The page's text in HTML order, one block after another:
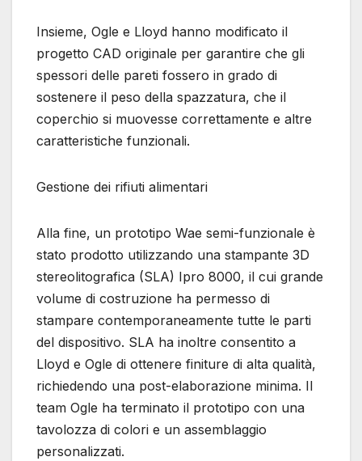
Insieme, Ogle e Lloyd hanno modificato il
progetto CAD originale per garantire che gli
spessori delle pareti fossero in grado di
sostenere il peso della spazzatura, che il
coperchio si muovesse correttamente e altre
caratteristiche funzionali.
Gestione dei rifiuti alimentari
Alla fine, un prototipo Wae semi-funzionale è
stato prodotto utilizzando una stampante 3D
stereolitografica (SLA) Ipro 8000, il cui grande
volume di costruzione ha permesso di
stampare contemporaneamente tutte le parti
del dispositivo. SLA ha inoltre consentito a
Lloyd e Ogle di ottenere finiture di alta qualità,
richiedendo una post-elaborazione minima. Il
team Ogle ha terminato il prototipo con una
tavolozza di colori e un assemblaggio
personalizzati.